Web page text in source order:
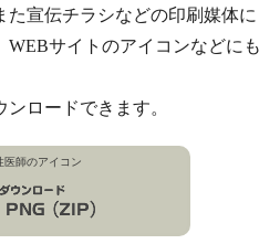
た宣伝チラシなどの印刷媒体に
WEBサイトのアイコンなどにも
ロードできます。
医師のアイコン